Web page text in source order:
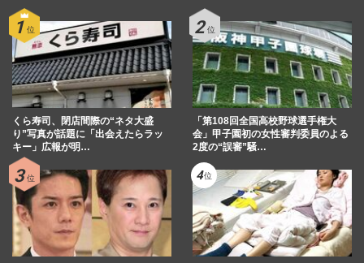
くら寿司、閉店間際の“ネタ大盛
り”写真が話題に「出会えたらラッ
キー」広報が明…
「第108回全国高校野球選手権大
会」甲子園初の女性審判委員のよる
2度の“誤審”騒…